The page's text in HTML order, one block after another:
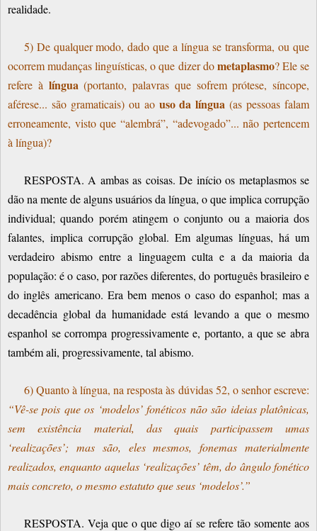
realidade.
5) De qualquer modo, dado que a língua se transforma, ou que
ocorrem mudanças linguísticas, o que dizer dometaplasmo? Ele se
refere à língua (portanto, palavras que sofrem prótese, síncope,
aférese... são gramaticais) ou ao uso da língua (as pessoas falam
erroneamente, visto que “alembrá”, “adevogado”... não pertencem
à língua)?
RESPOSTA. A ambas as coisas. De início os metaplasmos se
dão na mente de alguns usuários da língua, o que implica corrupção
individual; quando porém atingem o conjunto ou a maioria dos
falantes, implica corrupção global. Em algumas línguas, há um
verdadeiro abismo entre a linguagem culta e a da maioria da
população: é o caso, por razões diferentes, do português brasileiro e
do inglês americano. Era bem menos o caso do espanhol; mas a
decadência global da humanidade está levando a que o mesmo
espanhol se corrompa progressivamente e, portanto, a que se abra
também ali, progressivamente, tal abismo.
6) Quanto à língua, na resposta às dúvidas 52, o senhor escreve:
“Vê-se pois que os ‘modelos’ fonéticos não são ideias platônicas,
sem existência material, das quais participassem umas
‘realizações’; mas são, eles mesmos, fonemas materialmente
realizados, enquanto aquelas ‘realizações’ têm, do ângulo fonético
mais concreto, o mesmo estatuto que seus ‘modelos’.”
RESPOSTA. Veja que o que digo aí se refere tão somente aos